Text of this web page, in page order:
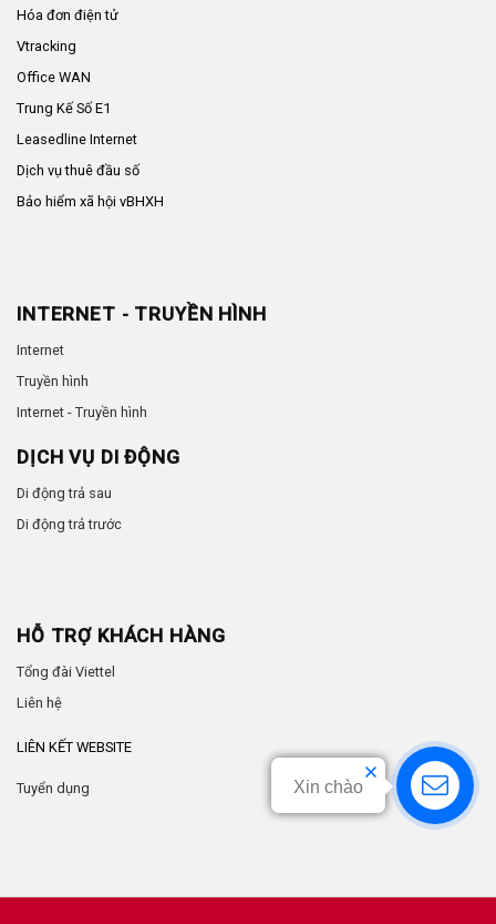
Hóa đơn điện tử
Vtracking
Office WAN
Trung Kế Số E1
Leasedline Internet
Dịch vụ thuê đầu số
Bảo hiểm xã hội vBHXH
INTERNET - TRUYỀN HÌNH
Internet
Truyền hình
Internet - Truyền hình
DỊCH VỤ DI ĐỘNG
Di động trả sau
Di động trả trước
HỖ TRỢ KHÁCH HÀNG
Tổng đài Viettel
Liên hệ
LIÊN KẾT WEBSITE
Tuyển dụng Xin chào